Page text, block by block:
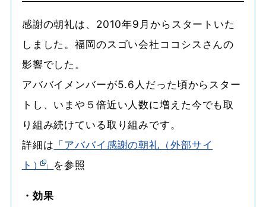
感謝の朝礼は、2010年9月からスタートいた
しました。福岡のスゴい会社ココシスさんの
影響でした。
アババイメンバーが5.6人だった頃からスター
トし、いまや５倍近い人数に増えた今でも取
り組み続けている取り組みです。
詳細は 「アババイ感謝の朝礼（外部サイ
ト）」 を参照
・効果